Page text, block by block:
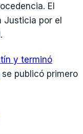
El
Justicia por el
y terminó
se publicó primero